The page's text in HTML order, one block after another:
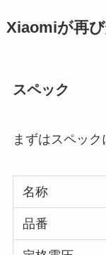
Xiaomiが再び
スペック
まずはスペック
名称
品番